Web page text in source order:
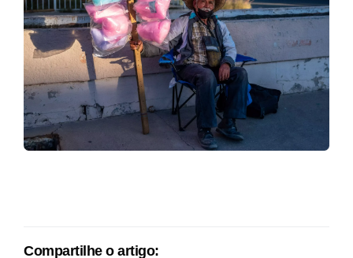
Compartilhe o artigo: